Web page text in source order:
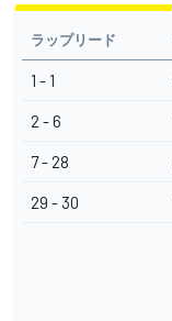
ラップリード
1 - 1
2 - 6
7 - 28
29 - 30